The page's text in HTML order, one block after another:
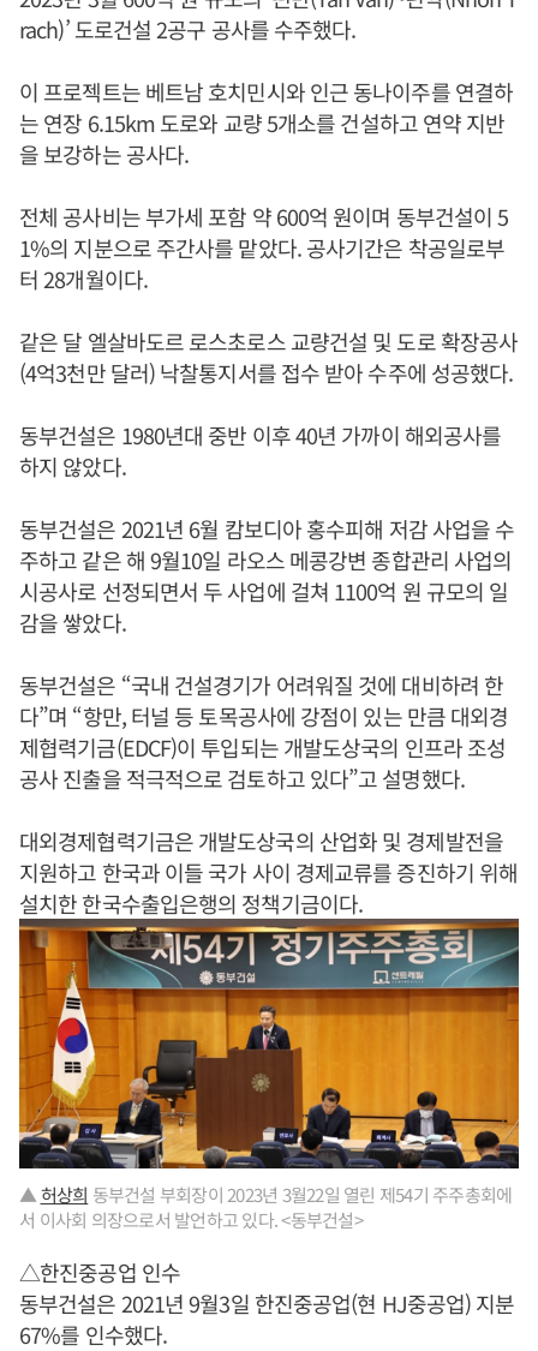
rach)’ 도로건설 2공구 공사를 수주했다.
이 프로젝트는 베트남 호치민시와 인근 동나이주를 연결하
는 연장 6.15km 도로와 교량 5개소를 건설하고 연약 지반
을 보강하는 공사다.
전체 공사비는 부가세 포함 약 600억 원이며 동부건설이 5
1%의 지분으로 주간사를 맡았다. 공사기간은 착공일로부
터 28개월이다.
같은 달 엘살바도르 로스초로스 교량건설 및 도로 확장공사
(4억3천만 달러) 낙찰통지서를 접수 받아 수주에 성공했다.
동부건설은 1980년대 중반 이후 40년 가까이 해외공사를
하지 않았다.
동부건설은 2021년 6월 캄보디아 홍수피해 저감 사업을 수
주하고 같은 해 9월10일 라오스 메콩강변 종합관리 사업의
시공사로 선정되면서 두 사업에 걸쳐 1100억 원 규모의 일
감을 쌓았다.
동부건설은 “국내 건설경기가 어려워질 것에 대비하려 한
다”며 “항만, 터널 등 토목공사에 강점이 있는 만큼 대외경
제협력기금(EDCF)이 투입되는 개발도상국의 인프라 조성
공사 진출을 적극적으로 검토하고 있다”고 설명했다.
대외경제협력기금은 개발도상국의 산업화 및 경제발전을
지원하고 한국과 이들 국가 사이 경제교류를 증진하기 위해
설치한 한국수출입은행의 정책기금이다.
▲허상희 동부건설 부회장이 2023년 3월22일 열린 제54기 주주총회에
서 이사회 의장으로서 발언하고 있다. <동부건설>
△한진중공업 인수
동부건설은 2021년 9월3일 한진중공업(현 HJ중공업) 지분
67%를 인수했다.